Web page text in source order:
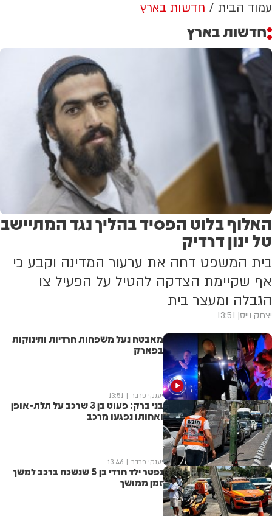
עמוד הבית חדשות בארץ
חדשות בארץ
האלוף בלוט הפסיד בהליך נגד המתיישב
טל ינון דרדיק
בית המשפט דחה את ערעור המדינה וקבע כי
אף שקיימת הצדקה להטיל על הפעיל צו
הגבלה ומעצר בית
יצחק וייס 13:51
מאבטח נעל משפחות חרדיות ותינוקות
בפארק
יענקי פרבר 13:51
בני ברק: פעוט בן 3 שרכב על תלת-אופן
ואחותו נפגעו מרכב
יענקי פרבר 13:46
נפטר ילד חרדי בן 5 שנשכח ברכב למשך
זמן ממושך